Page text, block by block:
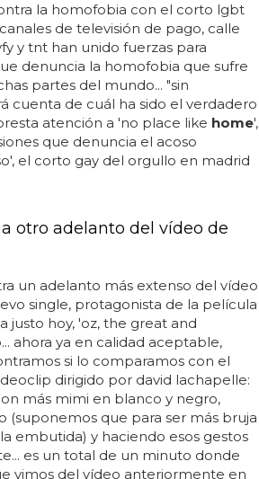
la homofobia con el corto lgbt
canales de televisión de pago, calle
y tnt han unido fuerzas para
denuncia la homofobia que sufre
partes del mundo... "sin
cuenta de cuál ha sido el verdadero
atención a 'no place like home',
que denuncia el acoso
el corto gay del orgullo en madrid
otro adelanto del vídeo de
un adelanto más extenso del vídeo
single, protagonista de la película
justo hoy, 'oz, the great and
ahora ya en calidad aceptable,
si lo comparamos con el
dirigido por david lachapelle:
más mimi en blanco y negro,
(suponemos que para ser más bruja
embutida) y haciendo esos gestos
es un total de un minuto donde
vimos del vídeo anteriormente en